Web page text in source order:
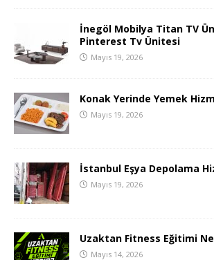
İnegöl Mobilya Titan TV
Pinterest Tv Ünitesi
Mayıs 19, 2026
Konak Yerinde Yemek
Mayıs 19, 2026
İstanbul Eşya Depolama
Mayıs 19, 2026
Uzaktan Fitness Eğitimi
Mayıs 14, 2026